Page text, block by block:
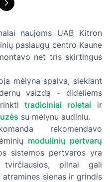
naujoms UAB Kitron
paslaugų centro Kaune
net tris skirtingus
mėlyna spalva, siekiant
vaizdą - dideliems
tradiciniai roletai ir
su mėlynu audiniu.
rekomendavo
modulinių pertvarų
sistemos pertvaros yra
pilnai gali
sienas ir grindis